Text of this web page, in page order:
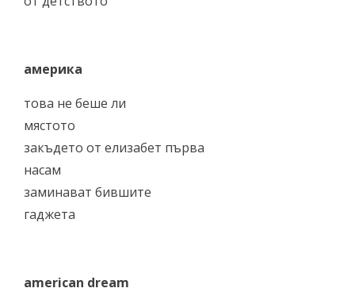
америка
това не беше ли
мястото
закъдето от елизабет първа
насам
заминават бившите
гаджета
american dream